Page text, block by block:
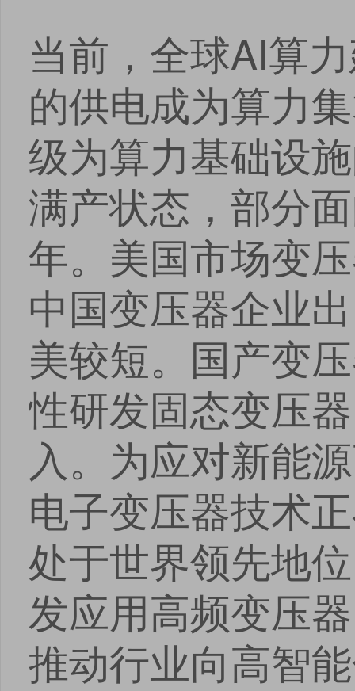
当前，全球AI算
的供电成为算力
级为算力基础设
满产状态，部分
年。美国市场变
中国变压器企业
美较短。国产变
性研发固态变压
入。为应对新能
电子变压器技术
处于世界领先地
发应用高频变压
推动行业向高智
点击
安卓版下载
点击
iOS版下载